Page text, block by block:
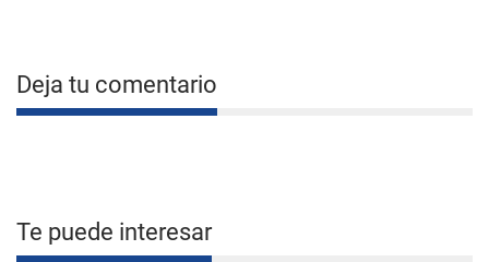
Deja tu comentario
Te puede interesar